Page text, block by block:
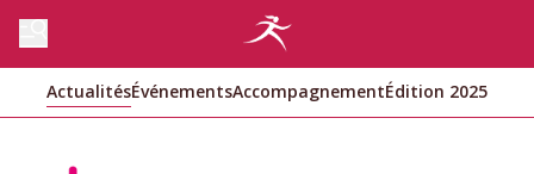
ActualitésÉvénementsAccompagnementÉdition 2025